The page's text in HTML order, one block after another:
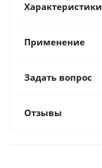
Характеристики
Применение
Задать вопрос
Отзывы